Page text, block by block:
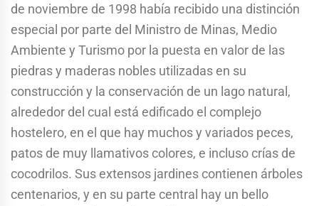
de noviembre de 1998 había recibido una distinción
especial por parte del Ministro de Minas, Medio
Ambiente y Turismo por la puesta en valor de las
piedras y maderas nobles utilizadas en su
construcción y la conservación de un lago natural,
alrededor del cual está edificado el complejo
hostelero, en el que hay muchos y variados peces,
patos de muy llamativos colores, e incluso crías de
cocodrilos. Sus extensos jardines contienen árboles
centenarios, y en su parte central hay un bello